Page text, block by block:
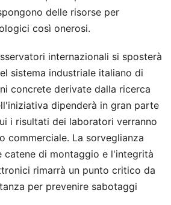
delle risorse per
così onerosi.
internazionali si sposterà
sistema industriale italiano di
concrete derivate dalla ricerca
dipenderà in gran parte
i risultati dei laboratori verranno
commerciale. La sorveglianza
catene di montaggio e l'integrità
rimarrà un punto critico da
per prevenire sabotaggi